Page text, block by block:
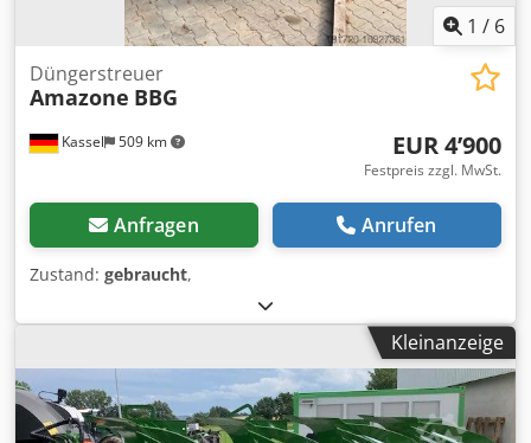
1 / 6
Kassel 509 km
Düngerstreuer
Amazone BBG
EUR 4’900
Festpreis zzgl. MwSt.
Anfragen Anrufen
Zustand: gebraucht,
Kleinanzeige